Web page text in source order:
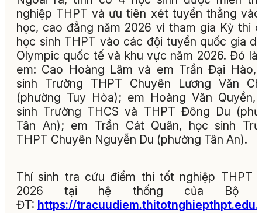
nghiệp THPT và ưu tiên xét tuyển thẳng
học, cao đẳng năm 2026 vì tham gia Kỳ thi
học sinh THPT vào các đội tuyển quốc gia
Olympic quốc tế và khu vực năm 2026. Đó là
em: Cao Hoàng Lâm và em Trần Đại Hào,
sinh Trường THPT Chuyên Lương Văn
(phường Tuy Hòa); em Hoàng Văn Quyền,
sinh Trường THCS và THPT Đông Du
Tân An); em Trần Cát Quân, học sinh
THPT Chuyên Nguyễn Du (phường Tân An).
Thí sinh tra cứu điểm thi tốt nghiệp THPT
2026 tại hệ thống của Bộ
ĐT: https://